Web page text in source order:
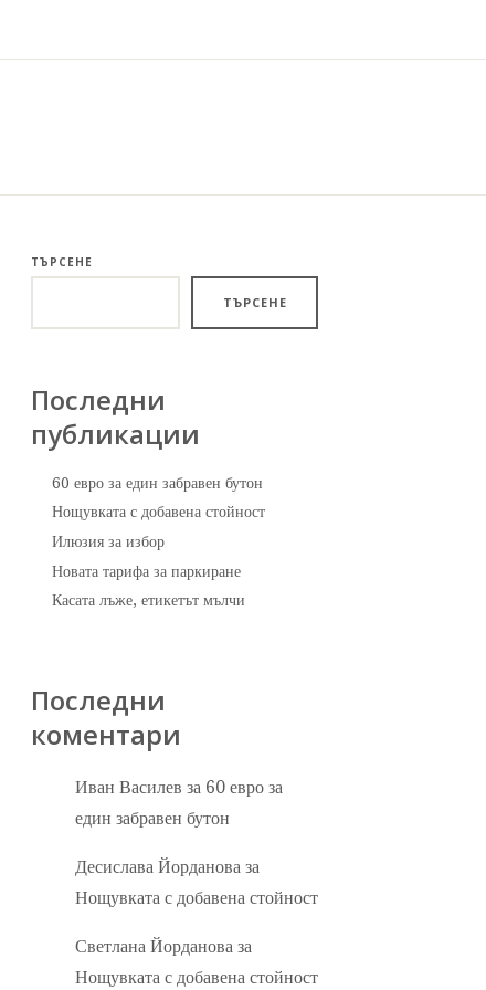
ТЪРСЕНЕ
ТЪРСЕНЕ
Последни
публикации
60 евро за един забравен бутон
Нощувката с добавена стойност
Илюзия за избор
Новата тарифа за паркиране
Касата лъже, етикетът мълчи
Последни
коментари
Иван Василев за 60 евро за
един забравен бутон
Десислава Йорданова за
Нощувката с добавена стойност
Светлана Йорданова за
Нощувката с добавена стойност